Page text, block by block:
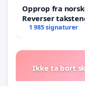
Opprop fra
Reverser
til1 985 signaturer
Ikke ta bort